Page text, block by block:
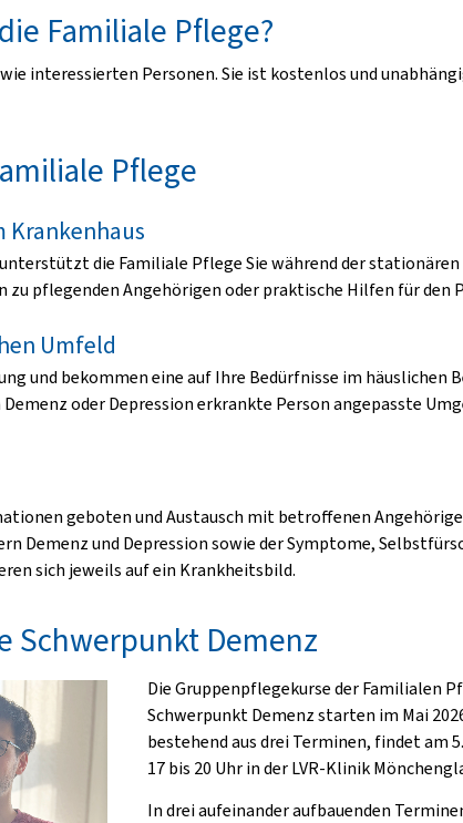
Familiale Pflege?
interessierten Personen. Sie ist kostenlos und
Pflege
Krankenhaus
die Familiale Pflege Sie während der stationären
zu pflegenden Angehörigen oder praktische Hilfen für den
Umfeld
und bekommen eine auf Ihre Bedürfnisse im häuslichen
oder Depression erkrankte Person angepasste
geboten und Austausch mit betroffenen
Demenz und Depression sowie der Symptome,
sich jeweils auf ein Krankheitsbild.
Schwerpunkt Demenz
Die Gruppenpflegekurse der Familialen
Schwerpunkt Demenz starten im Mai
bestehend aus drei Terminen, findet am
17 bis 20 Uhr in der LVR-Klinik
In drei aufeinander aufbauenden